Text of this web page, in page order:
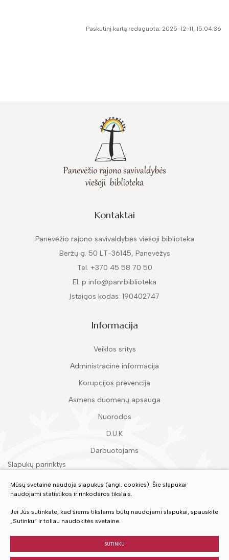
Paskutinį kartą redaguota: 2025-12-11, 15:04:36
Kontaktai
Panevėžio rajono savivaldybės viešoji biblioteka
Beržų g. 50 LT-36145, Panevėžys
Tel. +370 45 58 70 50
El. p info@panrbiblioteka
Įstaigos kodas: 190402747
Informacija
Veiklos sritys
Administracinė informacija
Korupcijos prevencija
Asmens duomenų apsauga
Nuorodos
D.U.K
Darbuotojams
Slapukų parinktys
Įvertinkite mūsų paslaugas
Mūsų svetainė naudoja slapukus (angl. cookies). Šie slapukai
naudojami statistikos ir rinkodaros tikslais.
Jei Jūs sutinkate, kad šiems tikslams būtų naudojami slapukai, spauskite
„Sutinku“ ir toliau naudokitės svetaine.
SUTINKU